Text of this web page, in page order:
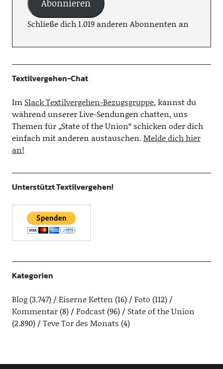
Abonnieren
Schließe dich 1.019 anderen Abonnenten an
Textilvergehen-Chat
Im Slack Textilvergehen-Bezugsgruppe, kannst du
während unserer Live-Sendungen chatten, uns
Themen für „State of the Union“ schicken oder dich
einfach mit anderen austauschen.Melde dich hier
an!
Unterstützt Textilvergehen!
Kategorien
Blog(3.747) Eiserne Ketten (16) Foto (112)
Kommentar(8) Podcast(96)
State of the Union
(2.890)
Teve Tor des Monats (4)